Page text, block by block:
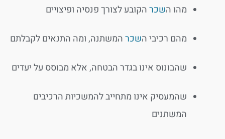
מהו השכרהקובע לצורך פנסיה ופיצויים
מהם רכיבי השכרהמשתנה, ומה התנאים לקבלתם
שהבונוס אינו בגדר הבטחה, אלא מבוסס על יעדים
שהמעסיק אינו מתחייב להמשכיות הרכיבים
המשתנים